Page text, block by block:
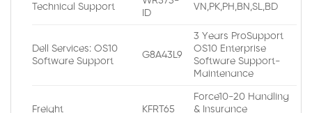
Technical Support
ID
VN,PK,PH,BN,SL,BD
Dell Services: OS10
Software Support
G8A43L9
3 Years ProSupport
OS10 Enterprise
Software Support-
Maintenance
Freight KFRT65
Force10-20 Handling
& Insurance